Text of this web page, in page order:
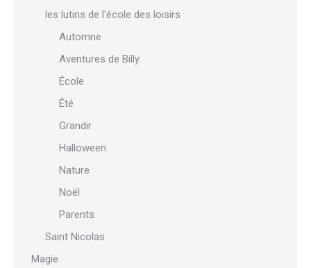
les lutins de l'école des loisirs
Automne
Aventures de Billy
École
Été
Grandir
Halloween
Nature
Noël
Parents
Saint Nicolas
Magie